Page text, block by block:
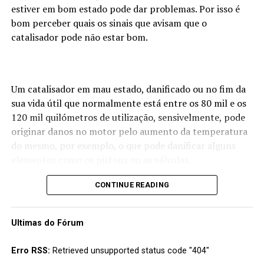
Se o fumo
que sai do
tubo de
então muito
provavelmente o motor está a queimar óleo e isso pode
ter a ver com problemas nos segmentos, avarias no
consequências graves para o motor por isso tenha muita
atenção ao nível do óleo e também ao indicador da
temperatura do motor.
estiver em bom estado pode dar problemas. Por isso é
bom perceber quais os sinais que avisam que o
catalisador pode não estar bom.
Um catalisador em mau estado, danificado ou no fim da
sua vida útil que normalmente está entre os 80 mil e os
120 mil quilómetros de utilização, sensivelmente, pode
originar danos no motor pelo aumento da temperatura
do mesmo, por exemplo, o que pode danificar alguns
Como tal é importante perceber se algo começa a não
estar bem com o catalisador e para isso é importante
do
CONTINUE READING
Ultimas do Fórum
Erro RSS: Retrieved unsupported status code "404"